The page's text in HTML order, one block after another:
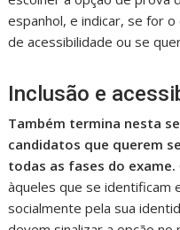
espanhol, e indicar, se for
de acessibilidade ou se
Inclusão e
Também termina nesta
candidatos que querem
todas as fases do exame.
àqueles que se identificam
socialmente pela sua